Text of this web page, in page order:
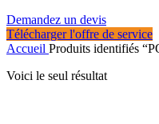
Demandez un devis
Télécharger l'offre de service
Accueil Produits identifiés
Voici le seul résultat